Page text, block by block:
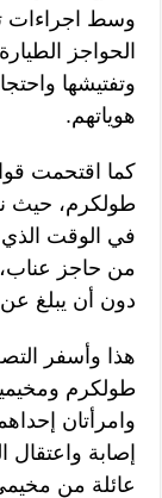
وسط اجراءات
الحواجز
وتفتيشها
هوياتهم.
كما اقتحمت
طولكرم، حيث
في الوقت
من حاجز
دون أن يبلغ عن
هذا وأسفر
وامرأتان
عائلة من